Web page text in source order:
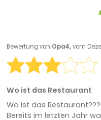
Bewertung von Opa4,vom
Wo ist das Restaurant
Wo ist das
Bereits im letzten Jahr